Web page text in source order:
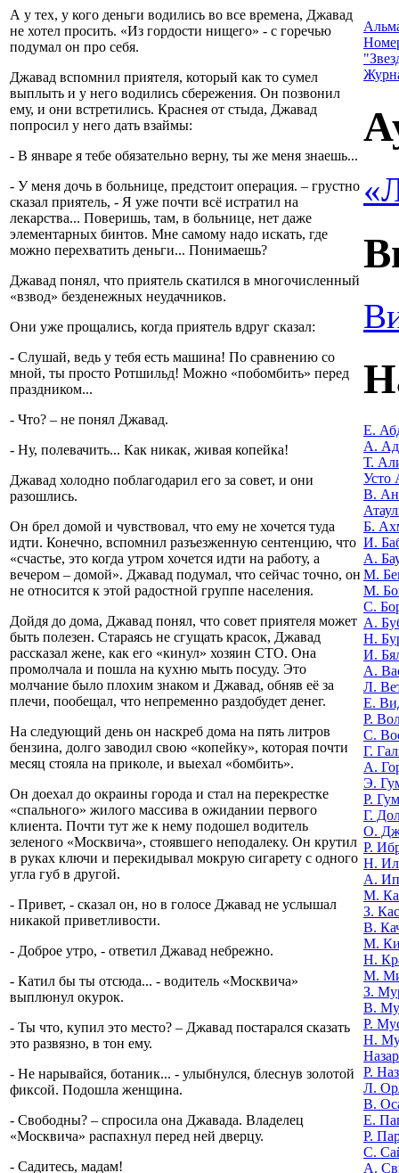
А у тех, у кого деньги водились во все времена, Джавад
не хотел просить. «Из гордости нищего» - с горечью
подумал он про себя.
Джавад вспомнил приятеля, который как то сумел
выплыть и у него водились сбережения. Он позвонил
ему, и они встретились. Краснея от стыда, Джавад
попросил у него дать взаймы:
- В январе я тебе обязательно верну, ты же меня знаешь...
- У меня дочь в больнице, предстоит операция. – грустно
сказал приятель, - Я уже почти всё истратил на
лекарства... Поверишь, там, в больнице, нет даже
элементарных бинтов. Мне самому надо искать, где
можно перехватить деньги... Понимаешь?
Джавад понял, что приятель скатился в многочисленный
«взвод» безденежных неудачников.
Они уже прощались, когда приятель вдруг сказал:
- Слушай, ведь у тебя есть машина! По сравнению со
мной, ты просто Ротшильд! Можно «побомбить» перед
праздником...
- Что? – не понял Джавад.
- Ну, полевачить... Как никак, живая копейка!
Джавад холодно поблагодарил его за совет, и они
разошлись.
Он брел домой и чувствовал, что ему не хочется туда
идти. Конечно, вспомнил разъезженную сентенцию, что
«счастье, это когда утром хочется идти на работу, а
вечером – домой». Джавад подумал, что сейчас точно, он
не относится к этой радостной группе населения.
Дойдя до дома, Джавад понял, что совет приятеля может
быть полезен. Стараясь не сгущать красок, Джавад
рассказал жене, как его «кинул» хозяин СТО. Она
промолчала и пошла на кухню мыть посуду. Это
молчание было плохим знаком и Джавад, обняв её за
плечи, пообещал, что непременно раздобудет денег.
На следующий день он наскреб дома на пять литров
бензина, долго заводил свою «копейку», которая почти
месяц стояла на приколе, и выехал «бомбить».
Он доехал до окраины города и стал на перекрестке
«спального» жилого массива в ожидании первого
клиента. Почти тут же к нему подошел водитель
зеленого «Москвича», стоявшего неподалеку. Он крутил
в руках ключи и перекидывал мокрую сигарету с одного
угла губ в другой.
- Привет, - сказал он, но в голосе Джавад не услышал
никакой приветливости.
- Доброе утро, - ответил Джавад небрежно.
- Катил бы ты отсюда... - водитель «Москвича»
выплюнул окурок.
- Ты что, купил это место? – Джавад постарался сказать
это развязно, в тон ему.
- Не нарывайся, ботаник... - улыбнулся, блеснув золотой
фиксой. Подошла женщина.
- Свободны? – спросила она Джавада. Владелец
«Москвича» распахнул перед ней дверцу.
- Садитесь, мадам!
Е.
А.
Т.
Усто
В.
Б.
И.
А.
М.
М.
С.
А.
Н.
И.
А.
Л.
Е.
Р.
С.
Г.
А.
Э.
Р.
Г.
О.
Р.
Н.
А.
М.
З.
В.
М.
Н.
М.
З.
В.
Р.
Н.
Р.
Л.
В.
Е.
Р.
С.
А.